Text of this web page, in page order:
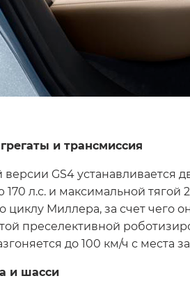
и трансмиссия
версии GS4 устанавливается
л.с. и максимальной
циклу Миллера, за счет чего
преселективной
до 100 км/ч с места
и шасси